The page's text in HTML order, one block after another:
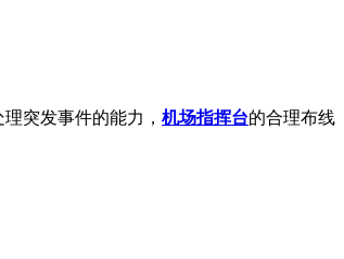
突发事件的能力， 机场指挥台的合理布线